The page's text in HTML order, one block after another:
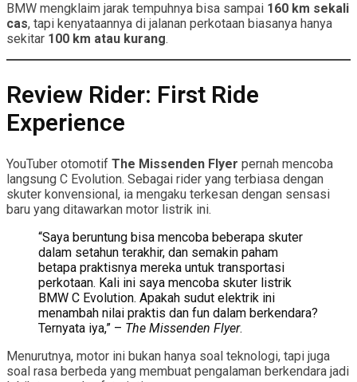
BMW mengklaim jarak tempuhnya bisa sampai 160 km sekali
cas, tapi kenyataannya di jalanan perkotaan biasanya hanya
sekitar 100 km atau kurang.
Review Rider: First Ride
Experience
YouTuber otomotif The Missenden Flyer pernah mencoba
langsung C Evolution. Sebagai rider yang terbiasa dengan
skuter konvensional, ia mengaku terkesan dengan sensasi
baru yang ditawarkan motor listrik ini.
“Saya beruntung bisa mencoba beberapa skuter
dalam setahun terakhir, dan semakin paham
betapa praktisnya mereka untuk transportasi
perkotaan. Kali ini saya mencoba skuter listrik
BMW C Evolution. Apakah sudut elektrik ini
menambah nilai praktis dan fun dalam berkendara?
Ternyata iya,” – The Missenden Flyer.
Menurutnya, motor ini bukan hanya soal teknologi, tapi juga
soal rasa berbeda yang membuat pengalaman berkendara jadi